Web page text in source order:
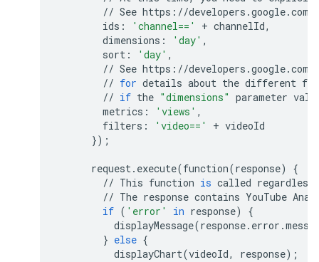
// See https : //developers .google.com
ids : 'channel==' + channelId,
dimensions : 'day' ,
sort : 'day' ,
// See https : //developers .google.com
// for details about the different
// if the "dimensions" parameter
metrics : 'views' ,
filters : 'video==' + videoId
});
request. execute(function(response)
{
// This function is called regardless
// The response contains YouTube
if ( 'error' in response)
{
displayMessage(response. error .
} else {
displayChart(videoId, response);